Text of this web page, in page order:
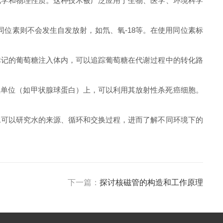
素则不会发生自发放射，如氘、氧-18等。在使用同位素标
葡萄糖注入体内，可以追踪葡萄糖在代谢过程中的转化路
（如甲状腺球蛋白）上，可以利用其放射性杀死癌细胞。
研究水的来源、循环和交换过程，进而了解不同环境下的
下一篇： 探讨核磁管的构造和工作原理